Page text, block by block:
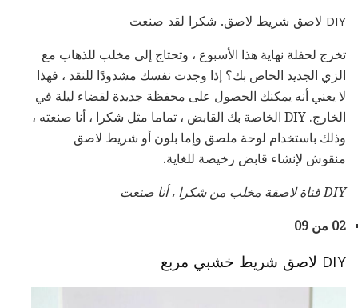
DIY لاصق شريط لاصق. شكرا لقد صنعت
تخرج لحفلة نهاية هذا الأسبوع ، وتحتاج إلى مخلب للذهاب مع
الزي الجديد الخاص بك؟ إذا وجدت نفسك مشدودًا للنقد ، فهذا
لا يعني أنه يمكنك الحصول على محفظة جديدة لقضاء ليلة في
الخارج. DIY الخاصة بك القابض ، تماما مثل شكرا ، أنا صنعته ،
وذلك باستخدام لوحة ملصق وإما بلون أو شريط لاصق
منقوش لإنشاء قابض رخيصة للغاية.
DIY قناة لاصقة مخلب من شكرا ، أنا صنعت
02 من 09
DIY لاصق شريط خشبي مربع